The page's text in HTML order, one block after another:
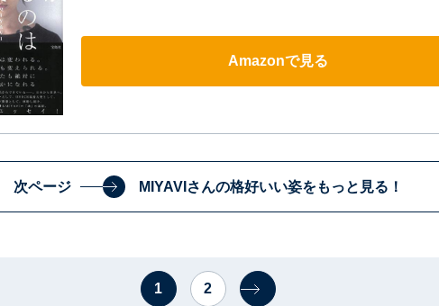
Amazonで見る
次ページ MIYAVIさんの格好いい姿をもっと見る！
1 2